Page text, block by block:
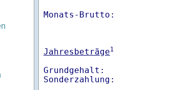
Monats-
Jahresbeträge1
Grundgehalt: